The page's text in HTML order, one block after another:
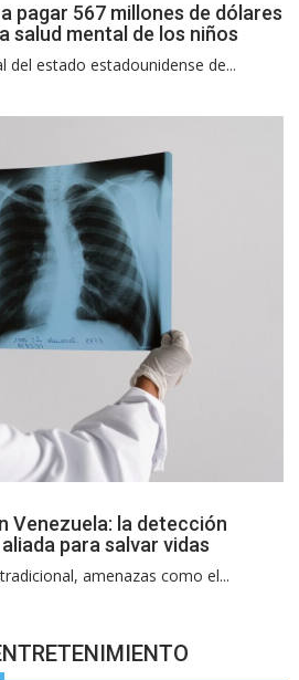
pagar 567 millones de dólares
salud mental de los niños
del estado estadounidense de...
Venezuela: la detección
para salvar vidas
amenazas como el...